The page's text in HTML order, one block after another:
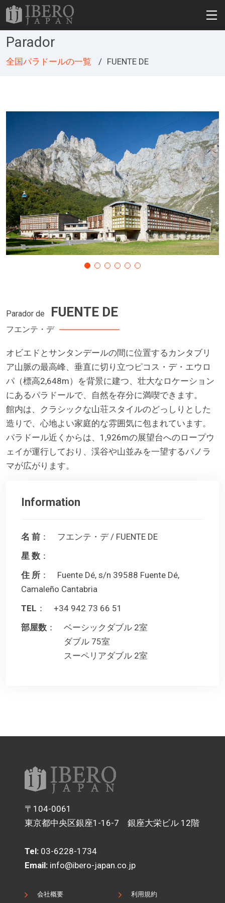
Parador
全国パラドールの一覧 FUENTE DE
Parador de FUENTE DE
フエンテ・デ
オビエドとサンタンデールの間に位置するカンタブリ
ア山脈の最高峰、垂直に切り立つピコス・デ・エウロ
パ（標高2,648m）を背景に建つ、壮大なロケーション
にあるパラドールで、自然を存分に満喫できます。
館内は、クラシックな山荘スタイルのどっしりとした
造りで、心地よい家庭的な雰囲気に包まれています。
パラドール近くからは、1,926mの展望台へのロープウ
ェイが運行しており、渓谷や山並みを一望するパノラ
マが広がります。
Information
名 前 ： フエンテ・デ / FUENTE DE
星 数 ：
住 所 ： Fuente Dé, s/n 39588 Fuente Dé,
Camaleño Cantabria
TEL ： +34 942 73 66 51
部屋数 ： ベーシックダブル 2室
ダブル 75室
スーペリアダブル 2室
〒104-0061
東京都中央区銀座1-16-7 銀座大栄ビル 12階
Tel: 03-6228-1734
Email: info@ibero-japan.co.jp
会社概要 利用規約